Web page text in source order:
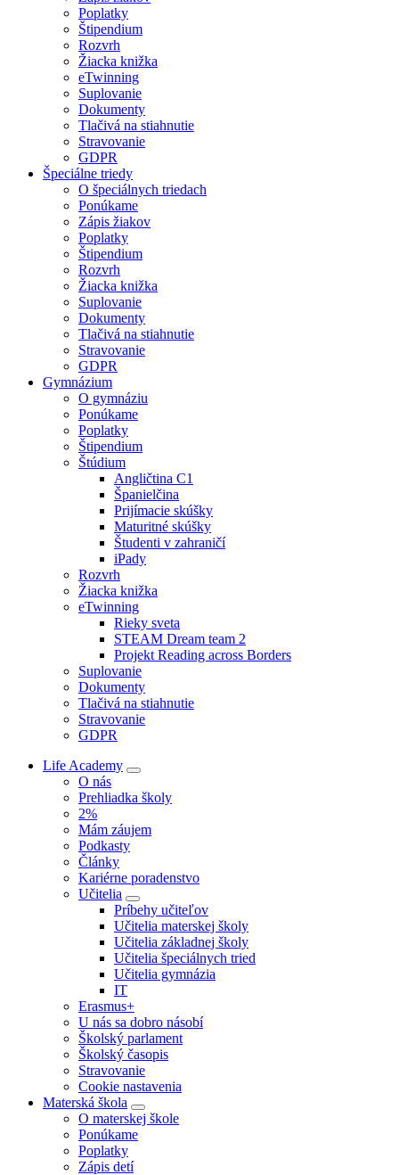
Poplatky
Štipendium
Rozvrh
Žiacka knižka
eTwinning
Suplovanie
Dokumenty
Tlačivá na stiahnutie
Stravovanie
GDPR
Špeciálne triedy
O špeciálnych triedach
Ponúkame
Zápis žiakov
Poplatky
Štipendium
Rozvrh
Žiacka knižka
Suplovanie
Dokumenty
Tlačivá na stiahnutie
Stravovanie
GDPR
Gymnázium
O gymnáziu
Ponúkame
Poplatky
Štipendium
Štúdium
Angličtina C1
Španielčina
Prijímacie skúšky
Maturitné skúšky
Študenti v zahraničí
iPady
Rozvrh
Žiacka knižka
eTwinning
Rieky sveta
STEAM Dream team 2
Projekt Reading across Borders
Suplovanie
Dokumenty
Tlačivá na stiahnutie
Stravovanie
GDPR
Life Academy
O nás
Prehliadka školy
2%
Mám záujem
Podkasty
Články
Kariérne poradenstvo
Učitelia
Príbehy učiteľov
Učitelia materskej školy
Učitelia základnej školy
Učitelia špeciálnych tried
Učitelia gymnázia
IT
Erasmus+
U nás sa dobro násobí
Školský parlament
Školský časopis
Stravovanie
Cookie nastavenia
Materská škola
O materskej škole
Ponúkame
Poplatky
Zápis detí